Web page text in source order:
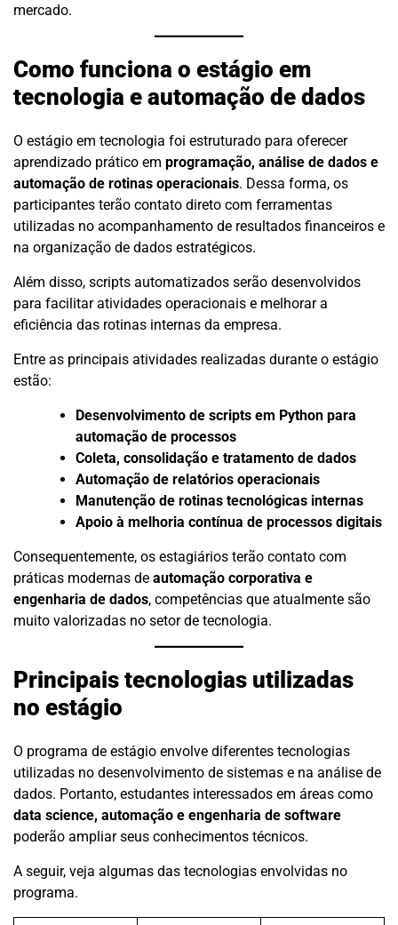
mercado.
Como funciona o estágio em
tecnologia e automação de dados
O estágio em tecnologia foi estruturado para oferecer
aprendizado prático em programação, análise de dados e
automação de rotinas operacionais. Dessa forma, os
participantes terão contato direto com ferramentas
utilizadas no acompanhamento de resultados financeiros e
na organização de dados estratégicos.
Além disso, scripts automatizados serão desenvolvidos
para facilitar atividades operacionais e melhorar a
eficiência das rotinas internas da empresa.
Entre as principais atividades realizadas durante o estágio
estão:
Desenvolvimento de scripts em Python para
automação de processos
Coleta, consolidação e tratamento de dados
Automação de relatórios operacionais
Manutenção de rotinas tecnológicas internas
Apoio à melhoria contínua de processos digitais
Consequentemente, os estagiários terão contato com
práticas modernas de automação corporativa e
engenharia de dados, competências que atualmente são
muito valorizadas no setor de tecnologia.
Principais tecnologias utilizadas
no estágio
O programa de estágio envolve diferentes tecnologias
utilizadas no desenvolvimento de sistemas e na análise de
dados. Portanto, estudantes interessados em áreas como
data science, automação e engenharia de software
poderão ampliar seus conhecimentos técnicos.
A seguir, veja algumas das tecnologias envolvidas no
programa.